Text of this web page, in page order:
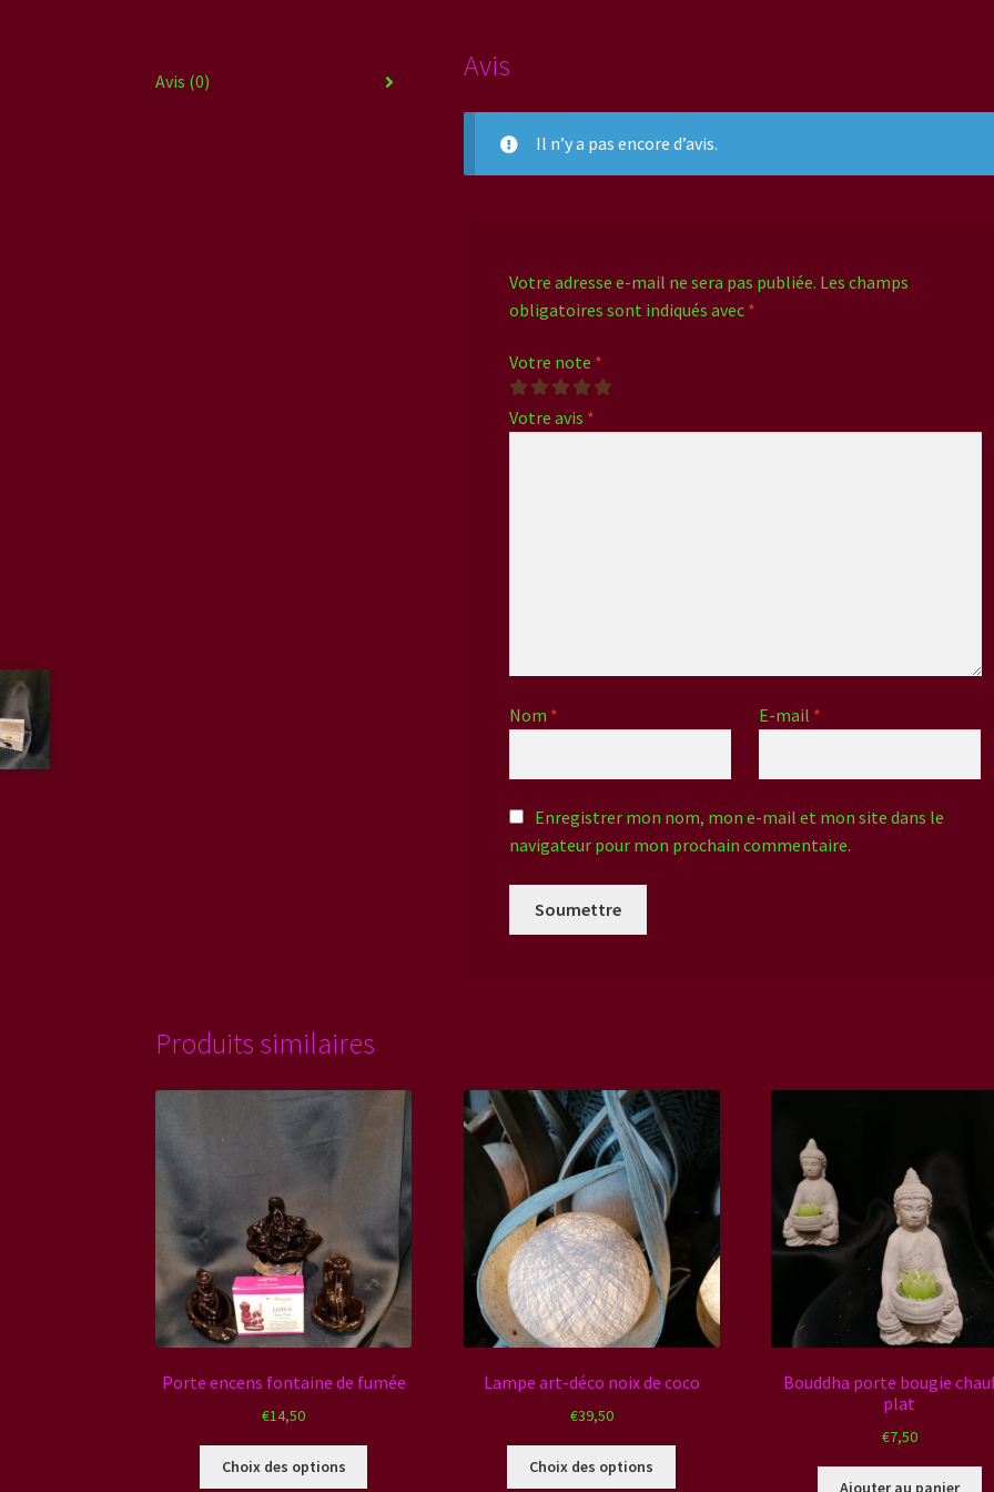
Avis (0) Avis
Il n’y a pas encore d’avis.
Votre adresse e-mail ne sera pas publiée. Les champs
obligatoires sont indiqués avec *
Votre note *
Votre avis *
Nom * E-mail *
Enregistrer mon nom, mon e-mail et mon site dans le
navigateur pour mon prochain commentaire.
Produits similaires
Porte encens fontaine de fumée
€14,50
Choix des options
Lampe art-déco noix de coco
€39,50
Choix des options
Bouddha porte bougie
plat
€7,50